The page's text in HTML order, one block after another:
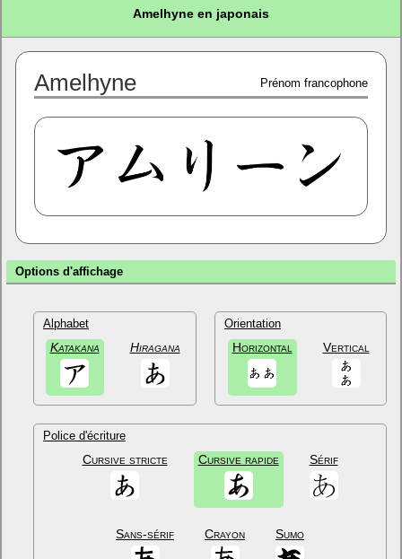
Amelhyne en japonais
Amelhyne Prénom francophone
Options d'affichage
Alphabet
Katakana Hiragana
Orientation
Horizontal Vertical
Police d'écriture
Cursive stricte Cursive rapide Sérif
Sans-sérif Crayon Sumo